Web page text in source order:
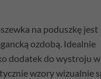
na poduszkę jest
ozdobą. Idealnie
dodatek do wystroju
wzory wizualnie